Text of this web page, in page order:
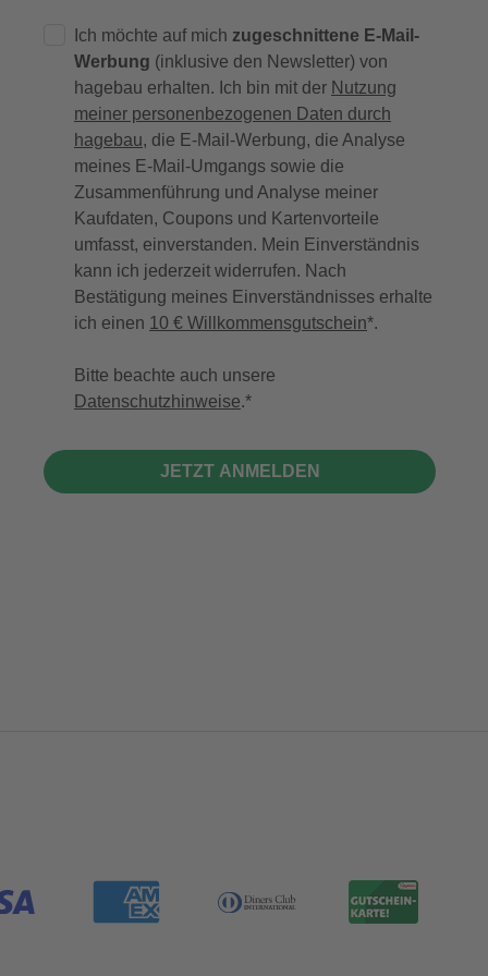
Ich möchte auf mich zugeschnittene E-Mail-
Werbung (inklusive den Newsletter) von
hagebau erhalten. Ich bin mit der Nutzung
meiner personenbezogenen Daten durch
hagebau, die E-Mail-Werbung, die Analyse
meines E-Mail-Umgangs sowie die
Zusammenführung und Analyse meiner
Kaufdaten, Coupons und Kartenvorteile
umfasst, einverstanden. Mein Einverständnis
kann ich jederzeit widerrufen. Nach
Bestätigung meines Einverständnisses erhalte
ich einen 10 € Willkommensgutschein*.
Bitte beachte auch unsere
Datenschutzhinweise.
JETZT ANMELDEN